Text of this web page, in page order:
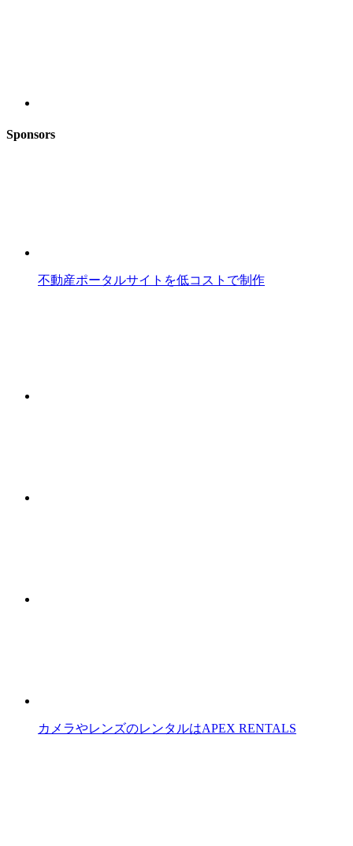
Sponsors
不動産ポータルサイトを低コストで制作
カメラやレンズのレンタルはAPEX RENTALS